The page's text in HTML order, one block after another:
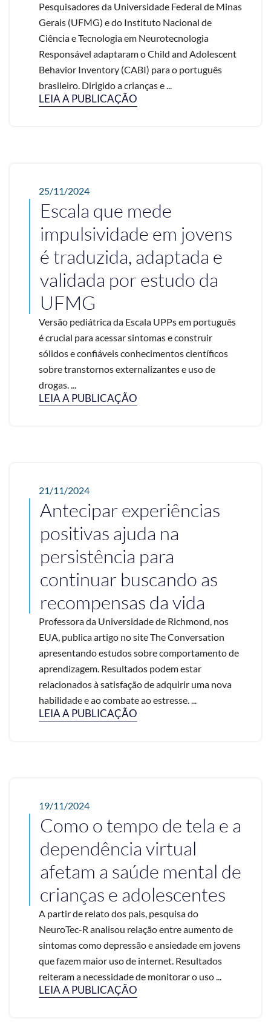
Pesquisadores da Universidade Federal de Minas
Gerais (UFMG) e do Instituto Nacional de
Ciência e Tecnologia em Neurotecnologia
Responsável adaptaram o Child and Adolescent
Behavior Inventory (CABI) para o português
brasileiro. Dirigido a crianças e ...
LEIA A PUBLICAÇÃO
25/11/2024
Escala que mede
impulsividade em jovens
é traduzida, adaptada e
validada por estudo da
UFMG
Versão pediátrica da Escala UPPs em português
é crucial para acessar sintomas e construir
sólidos e confiáveis conhecimentos científicos
sobre transtornos externalizantes e uso de
drogas. ...
LEIA A PUBLICAÇÃO
21/11/2024
Antecipar experiências
positivas ajuda na
persistência para
continuar buscando as
recompensas da vida
Professora da Universidade de Richmond, nos
EUA, publica artigo no site The Conversation
apresentando estudos sobre comportamento de
aprendizagem. Resultados podem estar
relacionados à satisfação de adquirir uma nova
habilidade e ao combate ao estresse. ...
LEIA A PUBLICAÇÃO
19/11/2024
Como o tempo de tela e a
dependência virtual
afetam a saúde mental de
crianças e adolescentes
A partir de relato dos pais, pesquisa do
NeuroTec-R analisou relação entre aumento de
sintomas como depressão e ansiedade em jovens
que fazem maior uso de internet. Resultados
reiteram a necessidade de monitorar o uso ...
LEIA A PUBLICAÇÃO